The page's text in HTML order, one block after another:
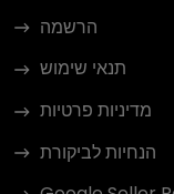
הרשמה
תנאי שימוש
מדיניות פרטיות
הנחיות לביקורת